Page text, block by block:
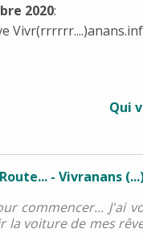
2020:
Qui
commencer... J'ai
voiture de mes